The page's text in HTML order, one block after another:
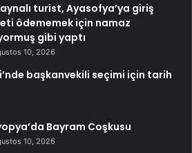
turist, Ayasofya’ya giriş
ödememek için namaz
gibi yaptı
10, 2026
başkanvekili seçimi için tarih
Bayram Coşkusu
10, 2026